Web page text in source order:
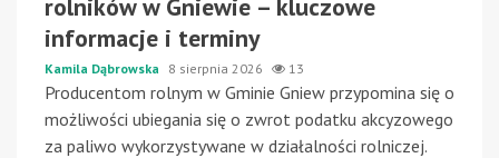
rolników w Gniewie – kluczowe
informacje i terminy
Kamila Dąbrowska 8 sierpnia 2026 13
Producentom rolnym w Gminie Gniew przypomina się o
możliwości ubiegania się o zwrot podatku akcyzowego
za paliwo wykorzystywane w działalności rolniczej.